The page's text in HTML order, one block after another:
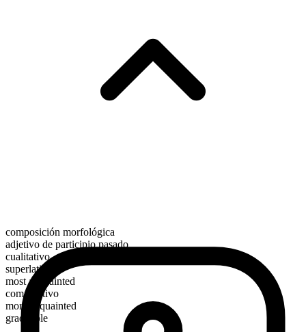
composición morfológica
adjetivo de participio pasado
cualitativo
superlativo
most acquainted
comparativo
more acquainted
graduable